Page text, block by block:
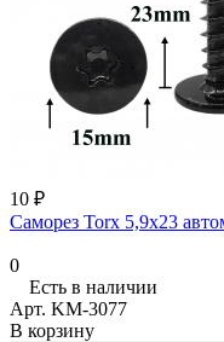
10 ₽
Саморез Torx 5,9x23
0
Есть в наличии
Арт. KM-3077
В корзину